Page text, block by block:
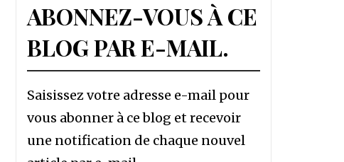
ABONNEZ-VOUS À CE
BLOG PAR E-MAIL.
Saisissez votre adresse e-mail pour
vous abonner à ce blog et recevoir
une notification de chaque nouvel